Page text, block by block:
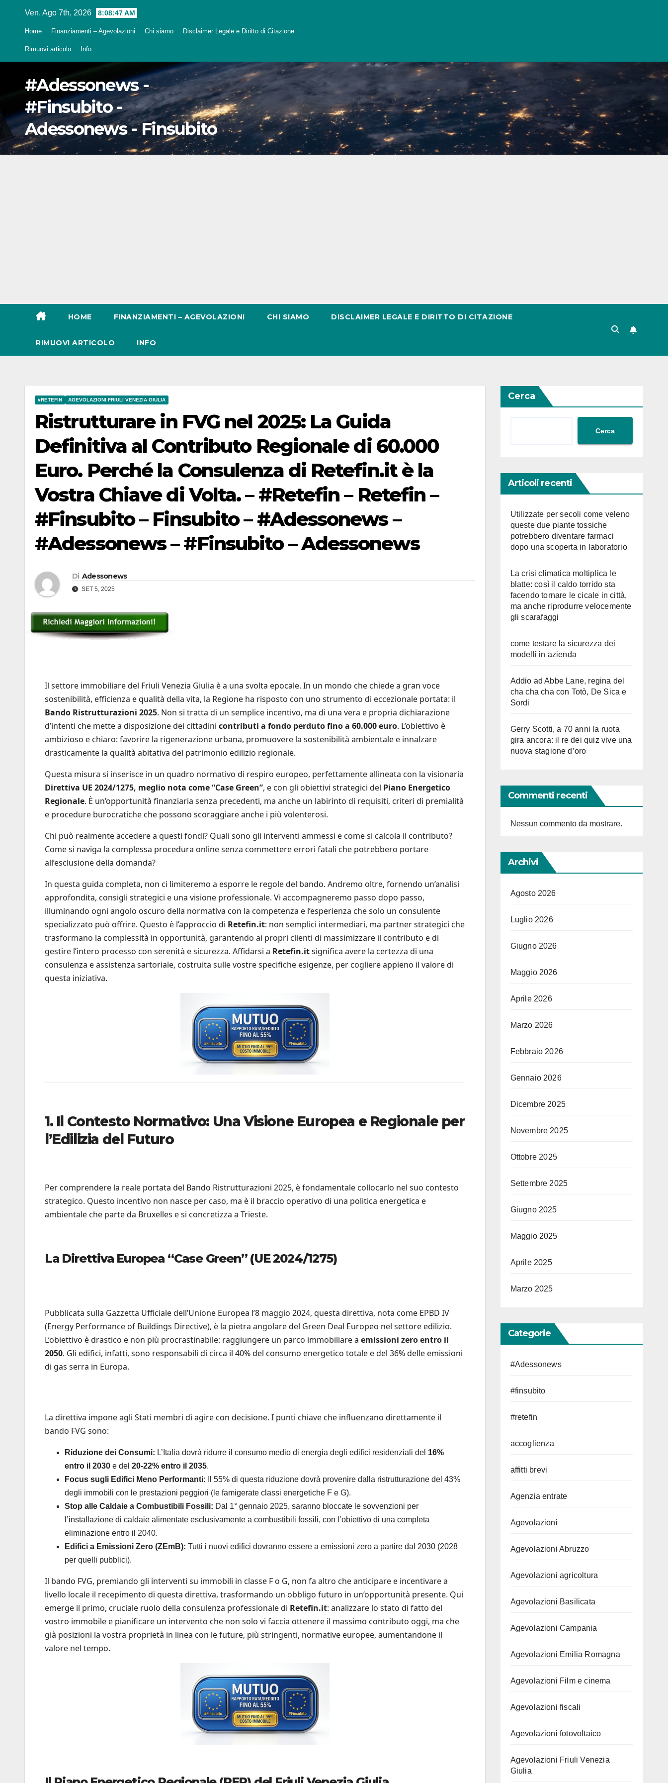
Ven. Ago 7th, 2026 8:08:48 AM
Home Finanziamenti – Agevolazioni Chi siamo Disclaimer Legale e Diritto di Citazione
Rimuovi articolo Info
#Adessonews -
#Finsubito -
Adessonews - Finsubito
HOME FINANZIAMENTI – AGEVOLAZIONI CHI SIAMO DISCLAIMER LEGALE E DIRITTO DI CITAZIONE
RIMUOVI ARTICOLO INFO
#RETEFIN AGEVOLAZIONI FRIULI VENEZIA GIULIA
Ristrutturare in FVG nel 2025: La Guida
Definitiva al Contributo Regionale di 60.000
Euro. Perché la Consulenza di Retefin.it è la
Vostra Chiave di Volta. – #Retefin – Retefin –
#Finsubito – Finsubito – #Adessonews –
#Adessonews – #Finsubito – Adessonews
Di Adessonews
SET 5, 2025
Il settore immobiliare del Friuli Venezia Giulia è a una svolta epocale. In un mondo che chiede a gran voce
sostenibilità, efficienza e qualità della vita, la Regione ha risposto con uno strumento di eccezionale portata: il
Bando Ristrutturazioni 2025. Non si tratta di un semplice incentivo, ma di una vera e propria dichiarazione
d’intenti che mette a disposizione dei cittadini contributi a fondo perduto fino a 60.000 euro. L’obiettivo è
ambizioso e chiaro: favorire la rigenerazione urbana, promuovere la sostenibilità ambientale e innalzare
drasticamente la qualità abitativa del patrimonio edilizio regionale.
Questa misura si inserisce in un quadro normativo di respiro europeo, perfettamente allineata con la visionaria
Direttiva UE 2024/1275, meglio nota come “Case Green”, e con gli obiettivi strategici del Piano Energetico
Regionale. È un’opportunità finanziaria senza precedenti, ma anche un labirinto di requisiti, criteri di premialità
e procedure burocratiche che possono scoraggiare anche i più volenterosi.
Chi può realmente accedere a questi fondi? Quali sono gli interventi ammessi e come si calcola il contributo?
Come si naviga la complessa procedura online senza commettere errori fatali che potrebbero portare
all’esclusione della domanda?
In questa guida completa, non ci limiteremo a esporre le regole del bando. Andremo oltre, fornendo un’analisi
approfondita, consigli strategici e una visione professionale. Vi accompagneremo passo dopo passo,
illuminando ogni angolo oscuro della normativa con la competenza e l’esperienza che solo un consulente
specializzato può offrire. Questo è l’approccio di Retefin.it: non semplici intermediari, ma partner strategici che
trasformano la complessità in opportunità, garantendo ai propri clienti di massimizzare il contributo e di
gestire l’intero processo con serenità e sicurezza. Affidarsi a Retefin.itsignifica avere la certezza di una
consulenza e assistenza sartoriale, costruita sulle vostre specifiche esigenze, per cogliere appieno il valore di
questa iniziativa.
1. Il Contesto Normativo: Una Visione Europea e Regionale per
l’Edilizia del Futuro
Per comprendere la reale portata del Bando Ristrutturazioni 2025, è fondamentale collocarlo nel suo contesto
strategico. Questo incentivo non nasce per caso, ma è il braccio operativo di una politica energetica e
ambientale che parte da Bruxelles e si concretizza a Trieste.
La Direttiva Europea “Case Green” (UE 2024/1275)
Pubblicata sulla Gazzetta Ufficiale dell’Unione Europea l’8 maggio 2024, questa direttiva, nota come EPBD IV
(Energy Performance of Buildings Directive), è la pietra angolare del Green Deal Europeo nel settore edilizio.
L’obiettivo è drastico e non più procrastinabile: raggiungere un parco immobiliare a emissioni zero entro il
2050. Gli edifici, infatti, sono responsabili di circa il 40% del consumo energetico totale e del 36% delle emissioni
di gas serra in Europa.
La direttiva impone agli Stati membri di agire con decisione. I punti chiave che influenzano direttamente il
bando FVG sono:
Riduzione dei Consumi: L’Italia dovrà ridurre il consumo medio di energia degli edifici residenziali del 16%
entro il 2030 e del 20-22% entro il 2035.
Focus sugli Edifici Meno Performanti: Il 55% di questa riduzione dovrà provenire dalla ristrutturazione del 43%
degli immobili con le prestazioni peggiori (le famigerate classi energetiche F e G).
Stop alle Caldaie a Combustibili Fossili: Dal 1° gennaio 2025, saranno bloccate le sovvenzioni per
l’installazione di caldaie alimentate esclusivamente a combustibili fossili, con l’obiettivo di una completa
eliminazione entro il 2040.
Edifici a Emissioni Zero (ZEmB): Tutti i nuovi edifici dovranno essere a emissioni zero a partire dal 2030 (2028
per quelli pubblici).
Il bando FVG, premiando gli interventi su immobili in classe F o G, non fa altro che anticipare e incentivare a
livello locale il recepimento di questa direttiva, trasformando un obbligo futuro in un’opportunità presente. Qui
emerge il primo, cruciale ruolo della consulenza professionale di Retefin.it: analizzare lo stato di fatto del
vostro immobile e pianificare un intervento che non solo vi faccia ottenere il massimo contributo oggi, ma che
già posizioni la vostra proprietà in linea con le future, più stringenti, normative europee, aumentandone il
valore nel tempo.
Cerca
Cerca
Articoli recenti
Utilizzate per secoli come veleno
queste due piante tossiche
potrebbero diventare farmaci
dopo una scoperta in laboratorio
La crisi climatica moltiplica le
blatte: così il caldo torrido sta
facendo tornare le cicale in città,
ma anche riprodurre velocemente
gli scarafaggi
come testare la sicurezza dei
modelli in azienda
Addio ad Abbe Lane, regina del
cha cha cha con Totò, De Sica e
Sordi
Gerry Scotti, a 70 anni la ruota
gira ancora: il re dei quiz vive una
nuova stagione d’oro
Commenti recenti
Nessun commento da mostrare.
Archivi
Agosto 2026
Luglio 2026
Giugno 2026
Maggio 2026
Aprile 2026
Marzo 2026
Febbraio 2026
Gennaio 2026
Dicembre 2025
Novembre 2025
Ottobre 2025
Settembre 2025
Giugno 2025
Maggio 2025
Aprile 2025
Marzo 2025
Categorie
#Adessonews
#finsubito
#retefin
accoglienza
affitti brevi
Agenzia entrate
Agevolazioni
Agevolazioni Abruzzo
Agevolazioni agricoltura
Agevolazioni Basilicata
Agevolazioni Campania
Agevolazioni Emilia Romagna
Agevolazioni Film e cinema
Agevolazioni fiscali
Agevolazioni fotovoltaico
Agevolazioni Friuli Venezia
Giulia